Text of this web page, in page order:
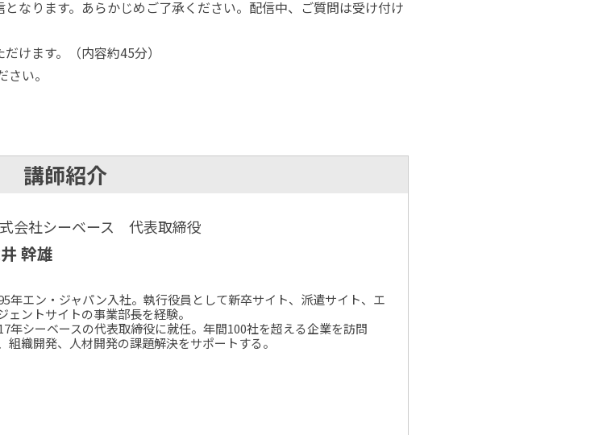
なります。あらかじめご了承ください。配信中、ご質問は受け付け
けます。（内容約45分）
い。
講師紹介
会社シーベース 代表取締役
幹雄
年エン・ジャパン入社。執行役員として新卒サイト、派遣サイト、エ
ェントサイトの事業部長を経験。
年シーベースの代表取締役に就任。年間100社を超える企業を訪問
組織開発、人材開発の課題解決をサポートする。